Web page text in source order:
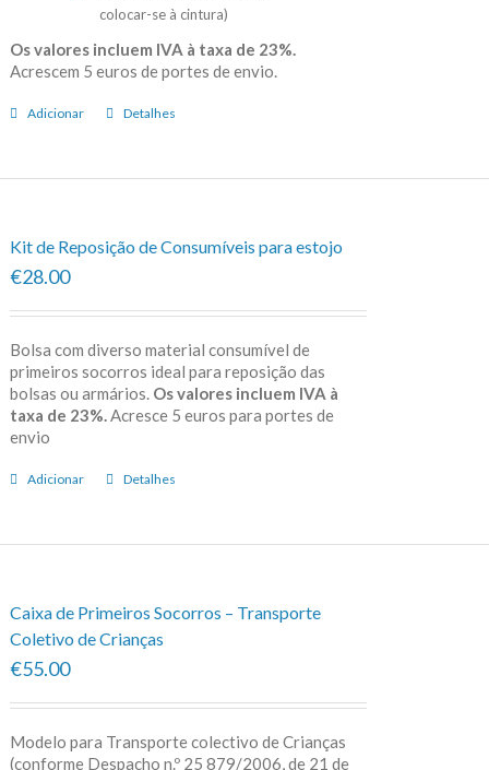
colocar-se à cintura)
Os valores incluem IVA à taxa de 23%.
Acrescem 5 euros de portes de envio.
Adicionar Detalhes
Kit de Reposição de Consumíveis para estojo
€28.00
Bolsa com diverso material consumível de
primeiros socorros ideal para reposição das
bolsas ou armários. Os valores incluem IVA à
taxa de 23%. Acresce 5 euros para portes de
envio
Adicionar Detalhes
Caixa de Primeiros Socorros – Transporte
Coletivo de Crianças
€55.00
Modelo para Transporte colectivo de Crianças
(conforme Despacho n.º 25 879/2006, de 21 de